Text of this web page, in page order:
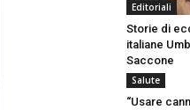
Editoriali
Storie di
italiane
Saccone
Salute
“Usare